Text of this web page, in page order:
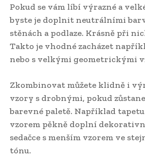
Pokud se vám líbí výrazné a
byste je doplnit neutrálními
stěnách a podlaze. Krásně při
Takto je vhodné zacházet
nebo s velkými geometrickými
Zkombinovat můžete klidně i
vzory s drobnými, pokud
barevné paletě. Například
vzorem pěkně doplní
sedačce s menším vzorem ve
tónu.